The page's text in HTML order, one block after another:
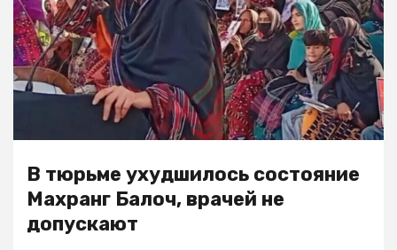
В тюрьме ухудшилось состояние
Махранг Балоч, врачей не
допускают